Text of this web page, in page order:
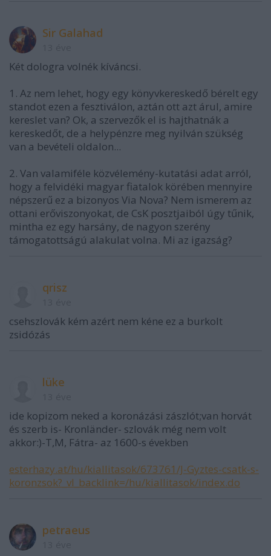
Sir Galahad
Két dologra volnék kíváncsi.
1. Az nem lehet, hogy egy könyvkereskedő bérelt egy
standot ezen a fesztiválon, aztán ott azt árul, amire
kereslet van? Ok, a szervezők el is hajthatnák a
kereskedőt, de a helypénzre meg nyilván szükség
van a bevételi oldalon...
2. Van valamiféle közvélemény-kutatási adat arról,
hogy a felvidéki magyar fiatalok körében mennyire
népszerű ez a bizonyos Via Nova? Nem ismerem az
ottani erőviszonyokat, de CsK posztjaiból úgy tűnik,
mintha ez egy harsány, de nagyon szerény
támogatottságú alakulat volna. Mi az igazság?
qrisz
csehszlovák kém azért nem kéne ez a burkolt
zsidózás
lüke
ide kopizom neked a koronázási zászlót;van horvát
és szerb is- Kronländer- szlovák még nem volt
akkor:)-T,M, Fátra- az 1600-s években
esterhazy.at/hu/kiallitasok/673761/J-Gyztes-csatk-s-
koronzsok?_vl_backlink=/hu/kiallitasok/index.do
petraeus